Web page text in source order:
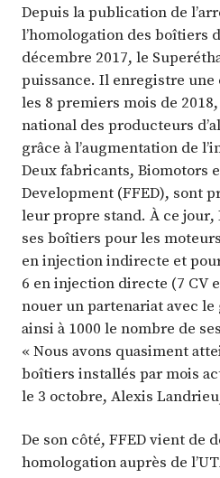
Depuis la publication de
l’homologation des boîtiers
décembre 2017, le
puissance. Il enregistre une
les 8 premiers mois de
national des producteurs
grâce à l’augmentation de
Deux fabricants, Biomotors
Development (FFED), sont
leur propre stand. À ce jour,
ses boîtiers pour les
en injection indirecte et
6 en injection directe (7 CV
nouer un partenariat avec
ainsi à 1000 le nombre de
« Nous avons quasiment
boîtiers installés par mois
le 3 octobre, Alexis
De son côté, FFED vient de
homologation auprès de